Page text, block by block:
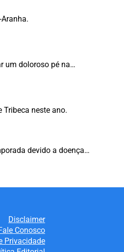
um doloroso pé na…
Tribeca neste ano.
devido a doença…
Disclaimer
Conosco
Privacidade